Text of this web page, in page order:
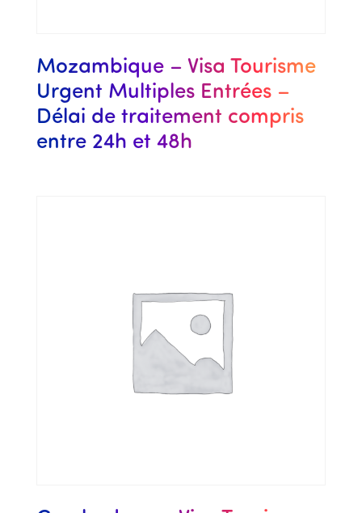
Mozambique – Visa Tourisme
Urgent Multiples Entrées –
Délai de traitement compris
entre 24h et 48h